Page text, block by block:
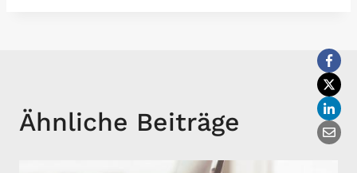
Ähnliche Beiträge